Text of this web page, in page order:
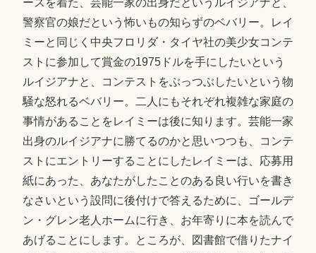
ースを着た、芸能一家の出身だというルイジアナと、
警察官の娘だという怖いもの知らずのベバリー。レイ
ミーと同じく中央フロリダ・タイヤ社の美少女コンテ
ストに参加して賞金の1975ドルを手にしたいという
ルイジアナと、コンテストをぶっつぶしたいという物
騒な怒れるベバリー。二人にもそれぞれ複雑な家庭の
事情があることをレイミーは後に知ります。芸能一家
出身のルイジアナに勝てるのかと思いつつも、コンテ
ストにエントリーすることにしたレイミーは、応募用
紙にあった、あなたがしたことのある良い行いを書き
なさいという設問に後付けで答えるために、ゴールデ
ン・グレン老人ホームに行き、お年寄りに本を読んで
あげることにします。ところが、図書館で借りたナイ